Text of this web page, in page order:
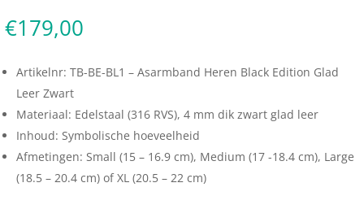
€179,00
Artikelnr: TB-BE-BL1 – Asarmband Heren Black Edition Glad
Leer Zwart
Materiaal: Edelstaal (316 RVS), 4 mm dik zwart glad leer
Inhoud: Symbolische hoeveelheid
Afmetingen: Small (15 – 16.9 cm), Medium (17 -18.4 cm), Large
(18.5 – 20.4 cm) of XL (20.5 – 22 cm)